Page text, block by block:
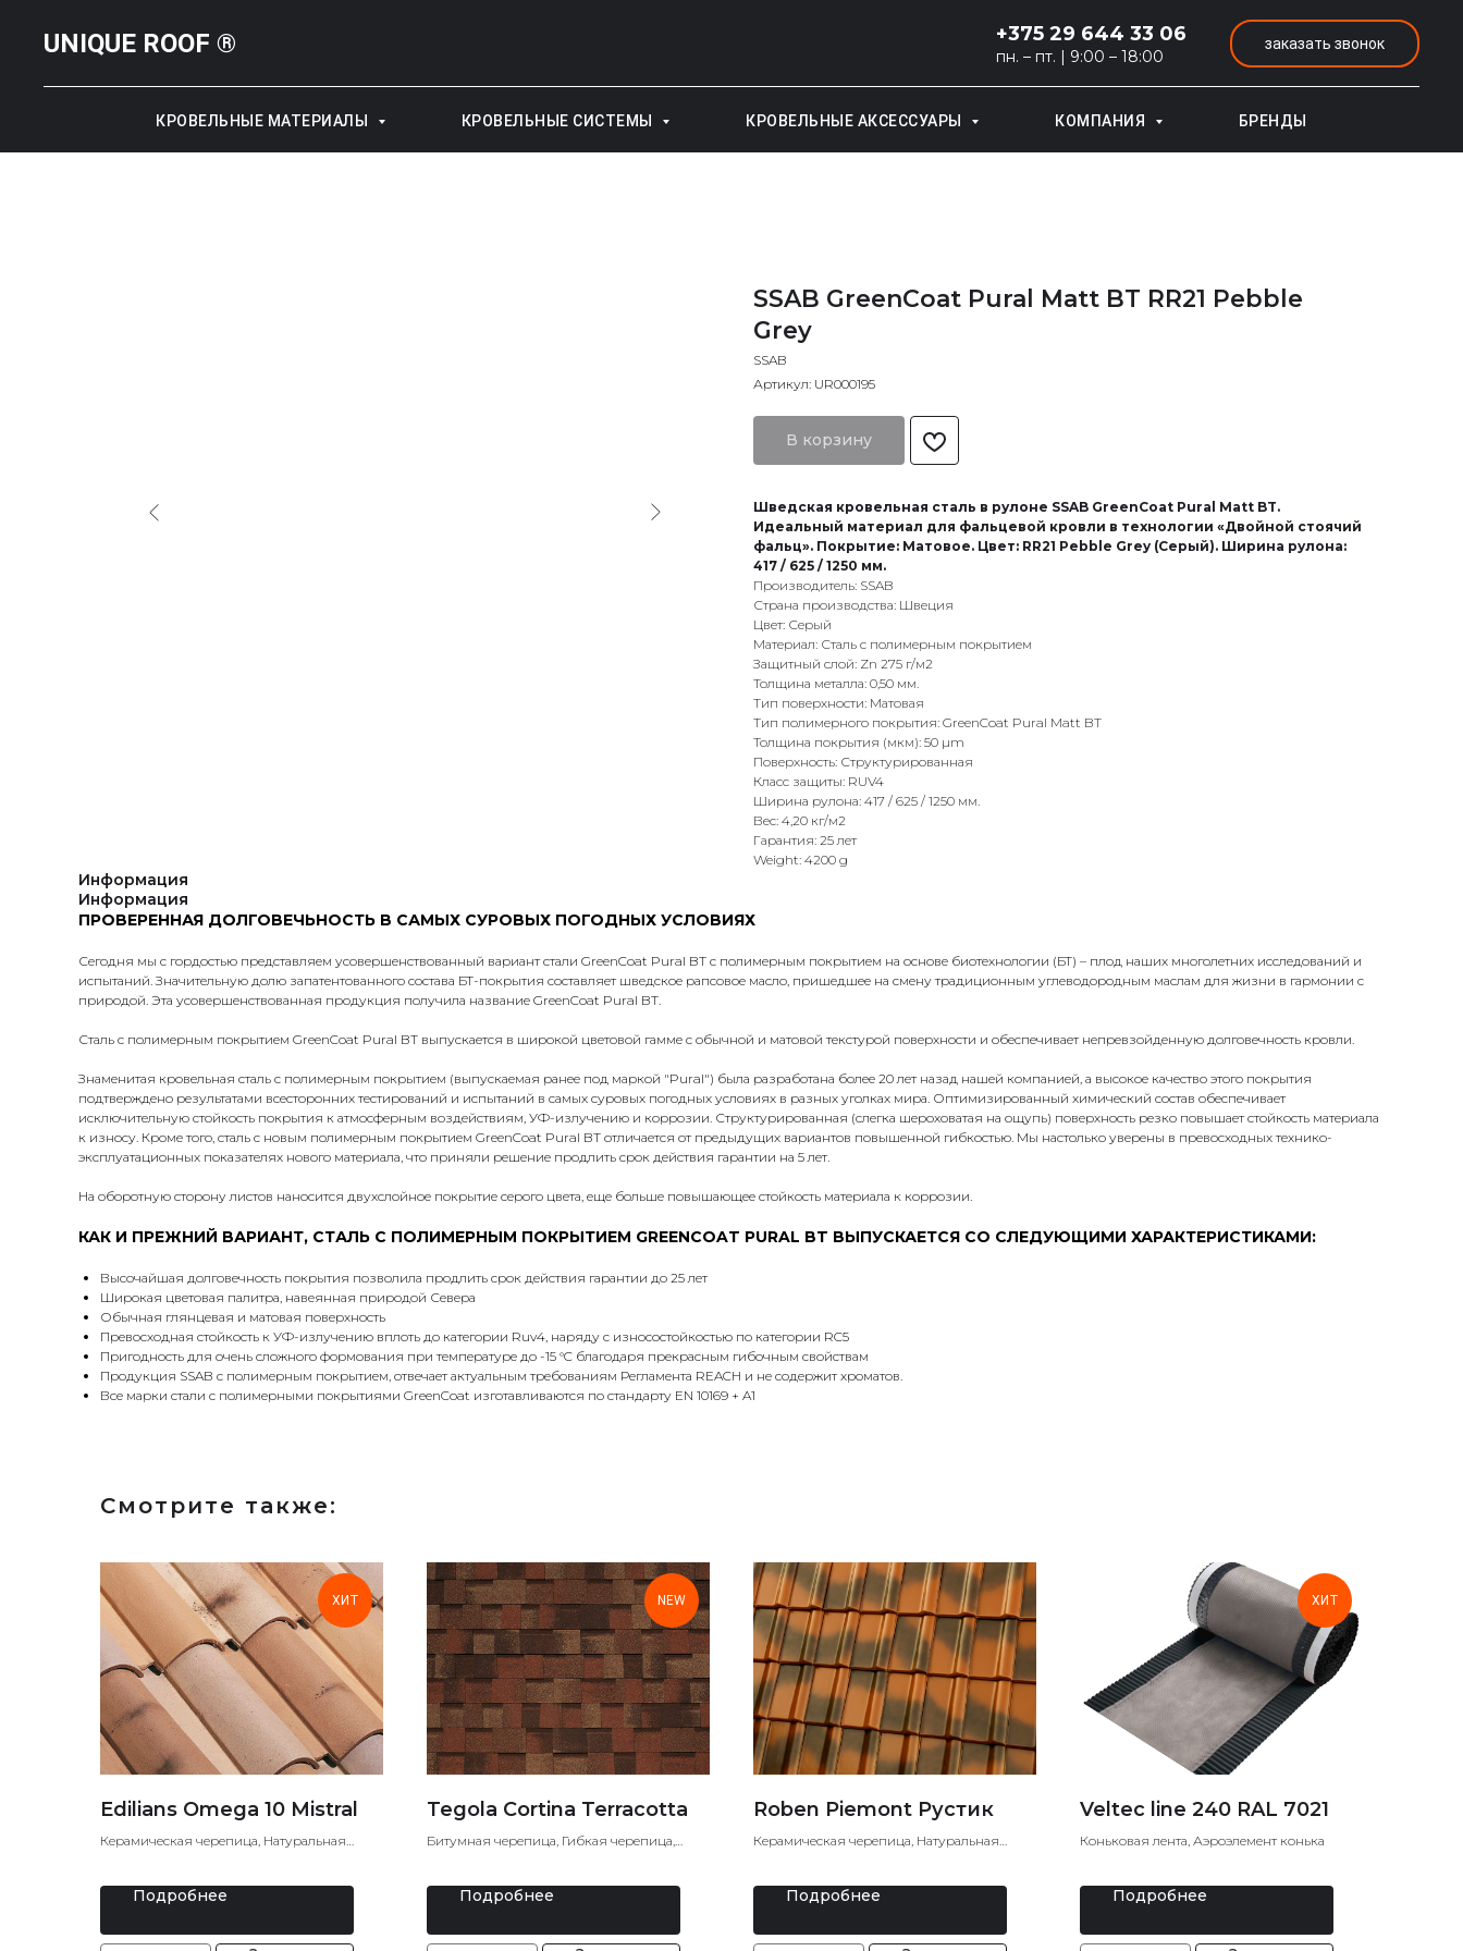
UNIQUE ROOF ® +375 29 644 33 06
пн. – пт. | 9:00 – 18:00
заказать звонок
КРОВЕЛЬНЫЕ МАТЕРИАЛЫ КРОВЕЛЬНЫЕ СИСТЕМЫ КРОВЕЛЬНЫЕ АКСЕССУАРЫ КОМПАНИЯ БРЕНДЫ
SSAB GreenCoat Pural Matt BT RR21 Pebble
Grey
SSAB
Артикул: UR000195
В корзину
Шведская кровельная сталь в рулоне SSAB GreenCoat Pural Matt BT.
Идеальный материал для фальцевой кровли в технологии «Двойной стоячий
фальц». Покрытие: Матовое. Цвет: RR21 Pebble Grey (Серый). Ширина рулона:
417 / 625 / 1250 мм.
Производитель: SSAB
Страна производства: Швеция
Цвет: Серый
Материал: Сталь с полимерным покрытием
Защитный слой: Zn 275 г/м2
Толщина металла: 0,50 мм.
Тип поверхности: Матовая
Тип полимерного покрытия: GreenCoat Pural Matt BT
Толщина покрытия (мкм): 50 µm
Поверхность: Структурированная
Класс защиты: RUV4
Ширина рулона: 417 / 625 / 1250 мм.
Вес: 4,20 кг/м2
Гарантия: 25 лет
Weight: 4200 g
Информация
Информация
ПРОВЕРЕННАЯ ДОЛГОВЕЧЬНОСТЬ В САМЫХ СУРОВЫХ ПОГОДНЫХ УСЛОВИЯХ
Сегодня мы с гордостью представляем усовершенствованный вариант стали GreenCoat Pural BT с полимерным покрытием на основе биотехнологии (БТ) – плод наших многолетних исследований и
испытаний. Значительную долю запатентованного состава БТ-покрытия составляет шведское рапсовое масло, пришедшее на смену традиционным углеводородным маслам для жизни в гармонии с
природой. Эта усовершенствованная продукция получила название GreenCoat Pural BT.
Сталь с полимерным покрытием GreenCoat Pural BT выпускается в широкой цветовой гамме с обычной и матовой текстурой поверхности и обеспечивает непревзойденную долговечность кровли.
Знаменитая кровельная сталь с полимерным покрытием (выпускаемая ранее под маркой "Pural") была разработана более 20 лет назад нашей компанией, а высокое качество этого покрытия
подтверждено результатами всесторонних тестирований и испытаний в самых суровых погодных условиях в разных уголках мира. Оптимизированный химический состав обеспечивает
исключительную стойкость покрытия к атмосферным воздействиям, УФ-излучению и коррозии. Структурированная (слегка шероховатая на ощупь) поверхность резко повышает стойкость материала
к износу. Кроме того, сталь с новым полимерным покрытием GreenCoat Pural BT отличается от предыдущих вариантов повышенной гибкостью. Мы настолько уверены в превосходных технико-
эксплуатационных показателях нового материала, что приняли решение продлить срок действия гарантии на 5 лет.
На оборотную сторону листов наносится двухслойное покрытие серого цвета, еще больше повышающее стойкость материала к коррозии.
КАК И ПРЕЖНИЙ ВАРИАНТ, СТАЛЬ C ПОЛИМЕРНЫМ ПОКРЫТИЕМ GREENCOAT PURAL BT ВЫПУСКАЕТСЯ СО СЛЕДУЮЩИМИ ХАРАКТЕРИСТИКАМИ:
Высочайшая долговечность покрытия позволила продлить срок действия гарантии до 25 лет
Широкая цветовая палитра, навеянная природой Севера
Обычная глянцевая и матовая поверхность
Превосходная стойкость к УФ-излучению вплоть до категории Ruv4, наряду с износостойкостью по категории RC5
Пригодность для очень сложного формования при температуре до -15 °C благодаря прекрасным гибочным свойствам
Продукция SSAB с полимерным покрытием, отвечает актуальным требованиям Регламента REACH и не содержит хроматов.
Все марки стали с полимерными покрытиями GreenCoat изготавливаются по стандарту EN 10169 + A1
Смотрите также:
ХИТ
Edilians Omega 10 Mistral
Керамическая черепица, Натуральная
Подробнее
NEW
Tegola Cortina Terracotta
Битумная черепица, Гибкая черепица,
Подробнее
Roben Piemont Рустик
Керамическая черепица, Натуральная
Подробнее
ХИТ
Veltec line 240 RAL 7021
Коньковая лента, Аэроэлемент конька
Подробнее